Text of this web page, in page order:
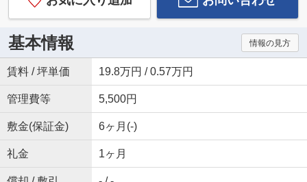
基本情報 情報の見方
賃料 / 坪単価 19.8万円 / 0.57万円
管理費等 5,500円
敷金(保証金) 6ヶ月(-)
礼金 1ヶ月